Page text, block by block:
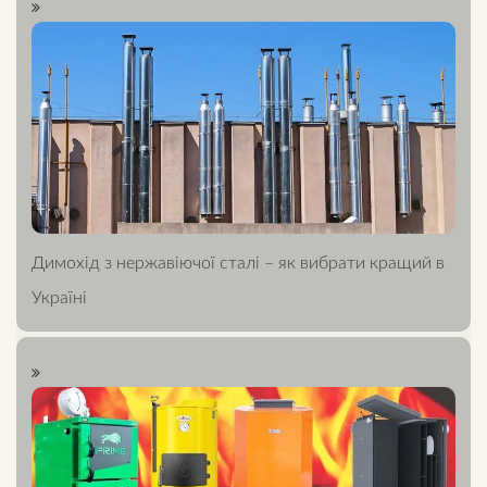
Димохід з нержавіючої сталі – як вибрати кращий в
Україні